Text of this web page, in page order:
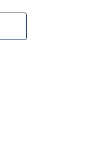
が集まらない